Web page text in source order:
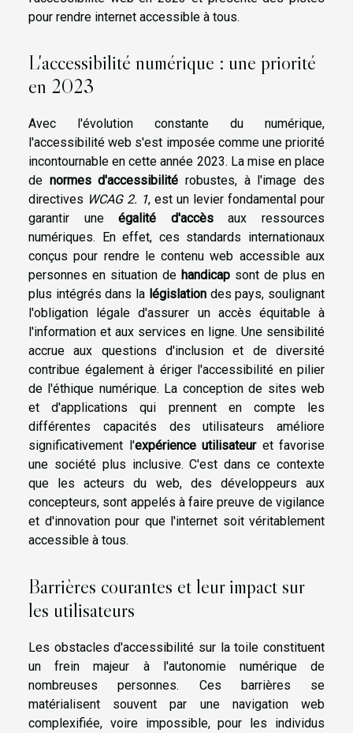
pour rendre internet accessible à tous.
L'accessibilité numérique : une priorité
en 2023
Avec l'évolution constante du numérique,
l'accessibilité web s'est imposée comme une priorité
incontournable en cette année 2023. La mise en place
de normes d'accessibilité robustes, à l'image des
directives WCAG 2. 1, est un levier fondamental pour
garantir uneégalité d'accèsaux ressources
numériques. En effet, ces standards internationaux
conçus pour rendre le contenu web accessible aux
personnes en situation de handicap sont de plus en
plus intégrés dans la législationdes pays, soulignant
l'obligation légale d'assurer un accès équitable à
l'information et aux services en ligne. Une sensibilité
accrue aux questions d'inclusion et de diversité
contribue également à ériger l'accessibilité en pilier
de l'éthique numérique. La conception de sites web
et d'applications qui prennent en compte les
différentes capacités des utilisateurs améliore
significativement l'expérience utilisateuret favorise
une société plus inclusive. C'est dans ce contexte
que les acteurs du web, des développeurs aux
concepteurs, sont appelés à faire preuve de vigilance
et d'innovation pour que l'internet soit véritablement
accessible à tous.
Barrières courantes et leur impact sur
les utilisateurs
Les obstacles d'accessibilité sur la toile constituent
un frein majeur à l'autonomie numérique de
nombreuses personnes. Ces barrières se
matérialisent souvent par une navigation web
complexifiée, voire impossible, pour les individus